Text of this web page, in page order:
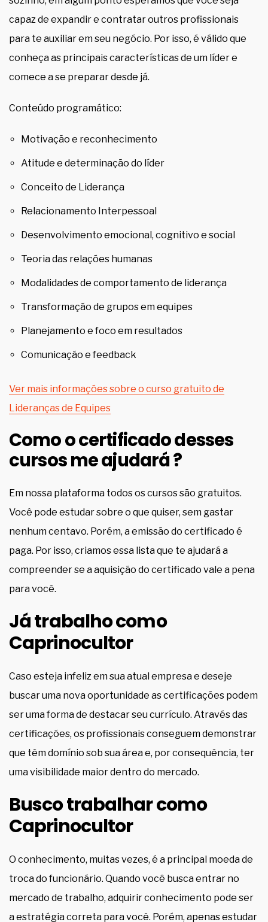
capaz de expandir e contratar outros profissionais
para te auxiliar em seu negócio. Por isso, é válido que
conheça as principais características de um líder e
comece a se preparar desde já.
Conteúdo programático:
Motivação e reconhecimento
Atitude e determinação do líder
Conceito de Liderança
Relacionamento Interpessoal
Desenvolvimento emocional, cognitivo e social
Teoria das relações humanas
Modalidades de comportamento de liderança
Transformação de grupos em equipes
Planejamento e foco em resultados
Comunicação e feedback
Ver mais informações sobre o curso gratuito de
Lideranças de Equipes
Como o certificado desses
cursos me ajudará ?
Em nossa plataforma todos os cursos são gratuitos.
Você pode estudar sobre o que quiser, sem gastar
nenhum centavo. Porém, a emissão do certificado é
paga. Por isso, criamos essa lista que te ajudará a
compreender se a aquisição do certificado vale a pena
para você.
Já trabalho como
Caprinocultor
Caso esteja infeliz em sua atual empresa e deseje
buscar uma nova oportunidade as certificações podem
ser uma forma de destacar seu currículo. Através das
certificações, os profissionais conseguem demonstrar
que têm domínio sob sua área e, por consequência, ter
uma visibilidade maior dentro do mercado.
Busco trabalhar como
Caprinocultor
O conhecimento, muitas vezes, é a principal moeda de
troca do funcionário. Quando você busca entrar no
mercado de trabalho, adquirir conhecimento pode ser
a estratégia correta para você. Porém, apenas estudar